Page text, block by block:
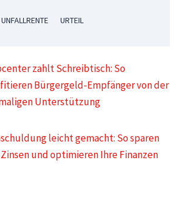
UNFALLRENTE URTEIL
zahlt Schreibtisch: So
Bürgergeld-Empfänger von der
Unterstützung
leicht gemacht: So sparen
und optimieren Ihre Finanzen